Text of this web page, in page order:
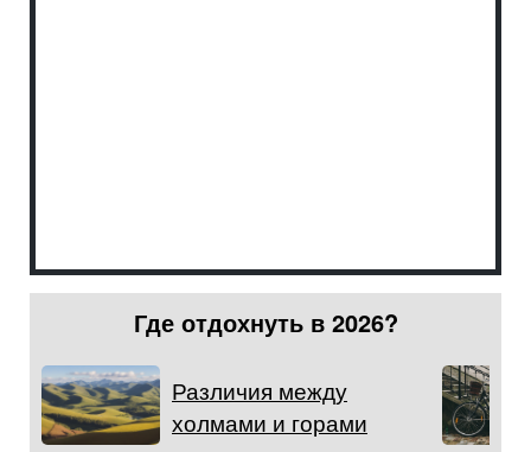
Где отдохнуть в 2026?
Различия между
холмами и горами